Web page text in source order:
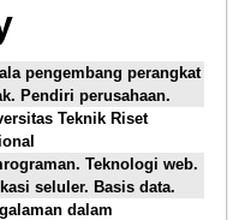
pengembang perangkat
Pendiri perusahaan.
Teknik Riset
Teknologi web.
seluler. Basis data.
dalam